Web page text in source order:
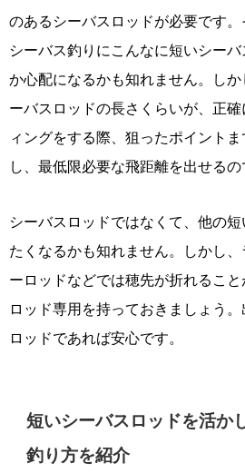
のあるシーバスロッドが必要です
シーバス釣りにこんなに短いシー
か心配になるかも知れません。し
ーバスロッドの長さくらいが、正
ィングをする際、狙ったポイント
し、最低限必要な飛距離を出せるの
シーバスロッドではなくて、他の
たくなるかも知れません。しかし
ーロッドなどでは穂先が折れるこ
ロッド専用を持っておきましょう
ロッドであれば安心です。
短いシーバスロッドを活か
釣り方を紹介